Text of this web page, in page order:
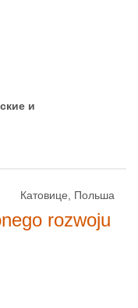
и
Катовице, Польша
rozwoju